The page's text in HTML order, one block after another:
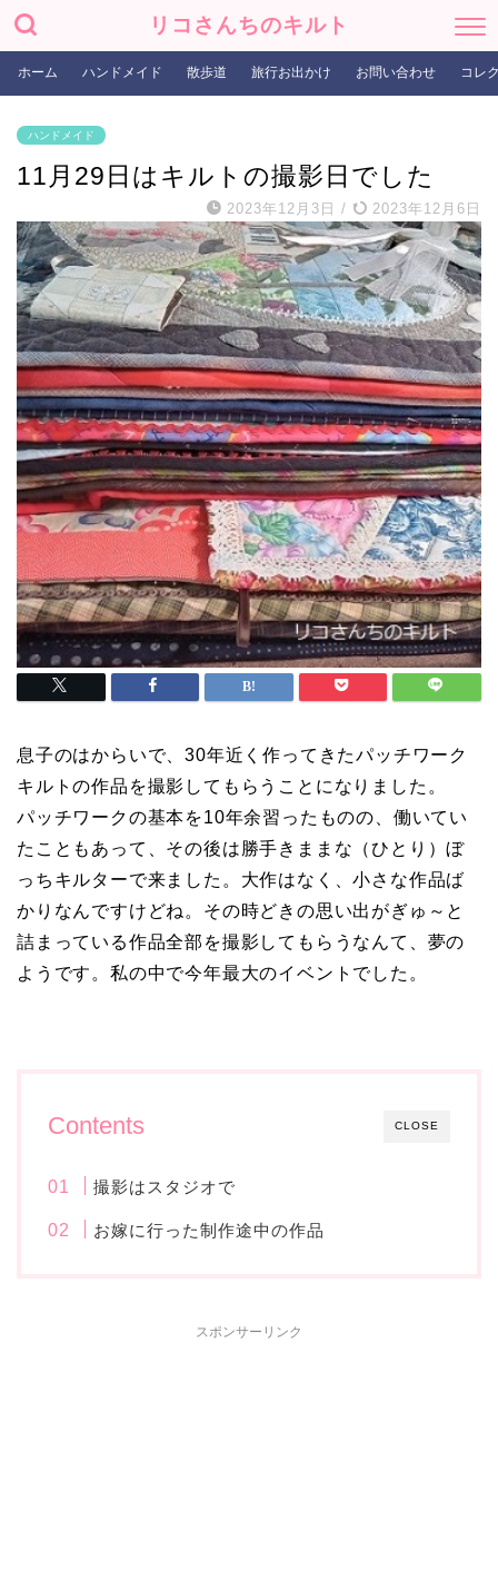
リコさんちのキルト
ホーム ハンドメイド 散歩道 旅行お出かけ お問い合わせ コレ
ハンドメイド
11月29日はキルトの撮影日でした
2023年12月3日 / 2023年12月6日
息子のはからいで、30年近く作ってきたパッチワーク
キルトの作品を撮影してもらうことになりました。
パッチワークの基本を10年余習ったものの、働いてい
たこともあって、その後は勝手きままな（ひとり）ぼ
っちキルターで来ました。大作はなく、小さな作品ば
かりなんですけどね。その時どきの思い出がぎゅ～と
詰まっている作品全部を撮影してもらうなんて、夢の
ようです。私の中で今年最大のイベントでした。
CLOSE
Contents
撮影はスタジオで
お嫁に行った制作途中の作品
スポンサーリンク